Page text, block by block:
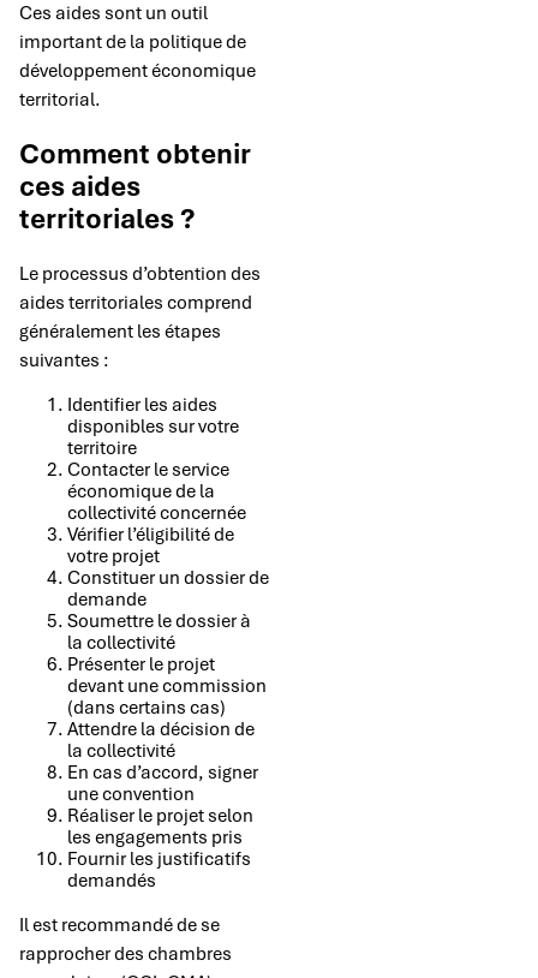
Ces aides sont un outil
important de la politique de
développement économique
territorial.
Comment obtenir
ces aides
territoriales ?
Le processus d’obtention des
aides territoriales comprend
généralement les étapes
suivantes :
Identifier les aides
disponibles sur votre
territoire
Contacter le service
économique de la
collectivité concernée
Vérifier l’éligibilité de
votre projet
Constituer un dossier de
demande
Soumettre le dossier à
la collectivité
Présenter le projet
devant une commission
(dans certains cas)
Attendre la décision de
la collectivité
En cas d’accord, signer
une convention
Réaliser le projet selon
les engagements pris
Fournir les justificatifs
demandés
Il est recommandé de se
rapprocher des chambres